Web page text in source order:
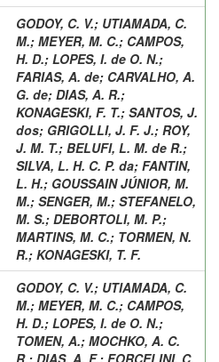
GODOY, C. V.; UTIAMADA, C.
M.; MEYER, M. C.; CAMPOS,
H. D.; LOPES, I. de O. N.;
FARIAS, A. de; CARVALHO, A.
G. de; DIAS, A. R.;
KONAGESKI, F. T.; SANTOS, J.
dos; GRIGOLLI, J. F. J.; ROY,
J. M. T.; BELUFI, L. M. de R.;
SILVA, L. H. C. P. da; FANTIN,
L. H.; GOUSSAIN JÚNIOR, M.
M.; SENGER, M.; STEFANELO,
M. S.; DEBORTOLI, M. P.;
MARTINS, M. C.; TORMEN, N.
R.; KONAGESKI, T. F.
GODOY, C. V.; UTIAMADA, C.
M.; MEYER, M. C.; CAMPOS,
H. D.; LOPES, I. de O. N.;
TOMEN, A.; MOCHKO, A. C.
R. ; DIAS, A. F. ; FORCELINI, C.